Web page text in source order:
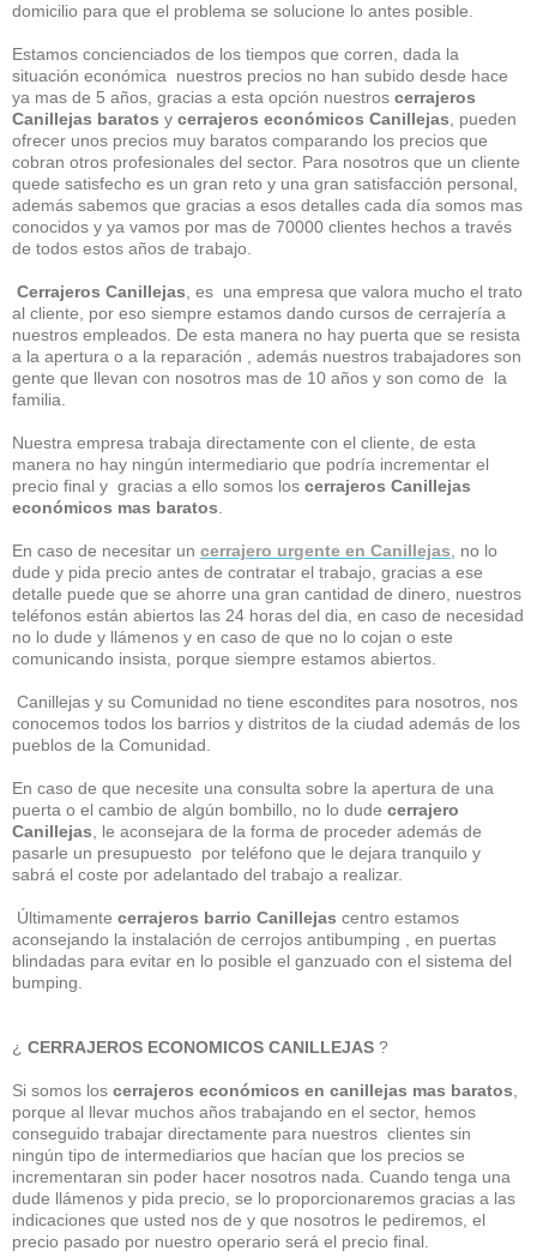
domicilio para que el problema se solucione lo antes posible.
Estamos concienciados de los tiempos que corren, dada la
situación económica nuestros precios no han subido desde hace
ya mas de 5 años, gracias a esta opción nuestros cerrajeros
Canillejas baratos y cerrajeros económicos Canillejas , pueden
ofrecer unos precios muy baratos comparando los precios que
cobran otros profesionales del sector. Para nosotros que un cliente
quede satisfecho es un gran reto y una gran satisfacción personal,
además sabemos que gracias a esos detalles cada día somos mas
conocidos y ya vamos por mas de 70000 clientes hechos a través
de todos estos años de trabajo.
Cerrajeros Canillejas , es una empresa que valora mucho el trato
al cliente, por eso siempre estamos dando cursos de cerrajería a
nuestros empleados. De esta manera no hay puerta que se resista
a la apertura o a la reparación , además nuestros trabajadores son
gente que llevan con nosotros mas de 10 años y son como de la
familia.
Nuestra empresa trabaja directamente con el cliente, de esta
manera no hay ningún intermediario que podría incrementar el
precio final y gracias a ello somos los cerrajeros Canillejas
económicos mas baratos
En caso de necesitar un cerrajero urgente en Canillejas , no lo
dude y pida precio antes de contratar el trabajo, gracias a ese
detalle puede que se ahorre una gran cantidad de dinero, nuestros
teléfonos están abiertos las 24 horas del dia, en caso de necesidad
no lo dude y llámenos y en caso de que no lo cojan o este
comunicando insista, porque siempre estamos abiertos.
Canillejas y su Comunidad no tiene escondites para nosotros, nos
conocemos todos los barrios y distritos de la ciudad además de los
pueblos de la Comunidad.
En caso de que necesite una consulta sobre la apertura de una
puerta o el cambio de algún bombillo, no lo dude cerrajero
Canillejas , le aconsejara de la forma de proceder además de
pasarle un presupuesto por teléfono que le dejara tranquilo y
sabrá el coste por adelantado del trabajo a realizar.
Últimamente cerrajeros barrio Canillejas centro estamos
aconsejando la instalación de cerrojos antibumping , en puertas
blindadas para evitar en lo posible el ganzuado con el sistema del
bumping.
¿ CERRAJEROS ECONOMICOS CANILLEJAS ?
Si somos los cerrajeros económicos en canillejas mas baratos
porque al llevar muchos años trabajando en el sector, hemos
conseguido trabajar directamente para nuestros clientes sin
ningún tipo de intermediarios que hacían que los precios se
incrementaran sin poder hacer nosotros nada. Cuando tenga una
dude llámenos y pida precio, se lo proporcionaremos gracias a las
indicaciones que usted nos de y que nosotros le pediremos, el
precio pasado por nuestro operario será el precio final.